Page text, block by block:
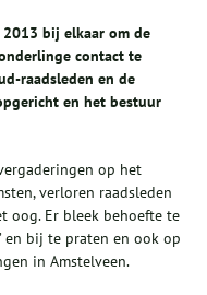
bij elkaar om de
contact te
raadsleden en de
en het bestuur
op het
verloren raadsleden
oog. Er bleek behoefte te
en bij te praten en ook op
in Amstelveen.